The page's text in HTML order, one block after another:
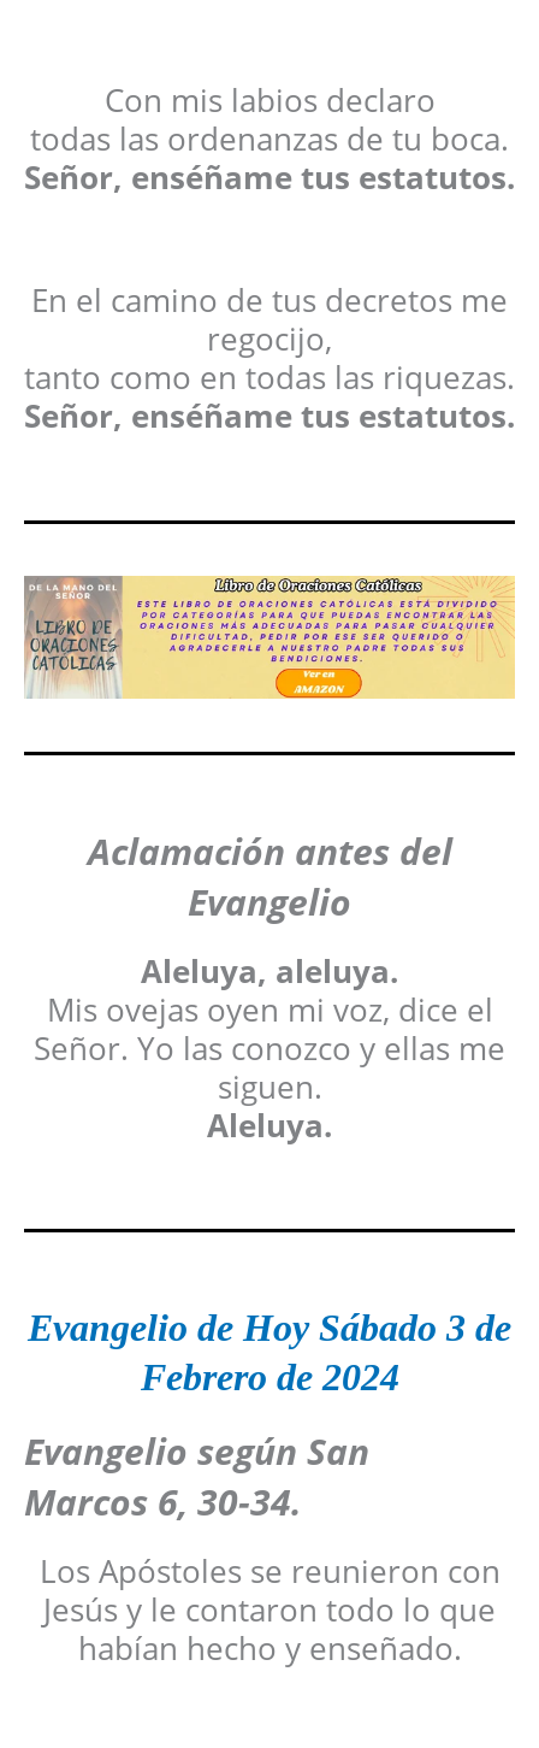
Con mis labios declaro
todas las ordenanzas de tu boca.
Señor, enséñame tus estatutos.
En el camino de tus decretos me
regocijo,
tanto como en todas las riquezas.
Señor, enséñame tus estatutos.
Aclamación antes del
Evangelio
Aleluya, aleluya.
Mis ovejas oyen mi voz, dice el
Señor. Yo las conozco y ellas me
siguen.
Aleluya.
Evangelio de Hoy Sábado 3 de
Febrero de 2024
Evangelio según San
Marcos 6, 30-34.
Los Apóstoles se reunieron con
Jesús y le contaron todo lo que
habían hecho y enseñado.